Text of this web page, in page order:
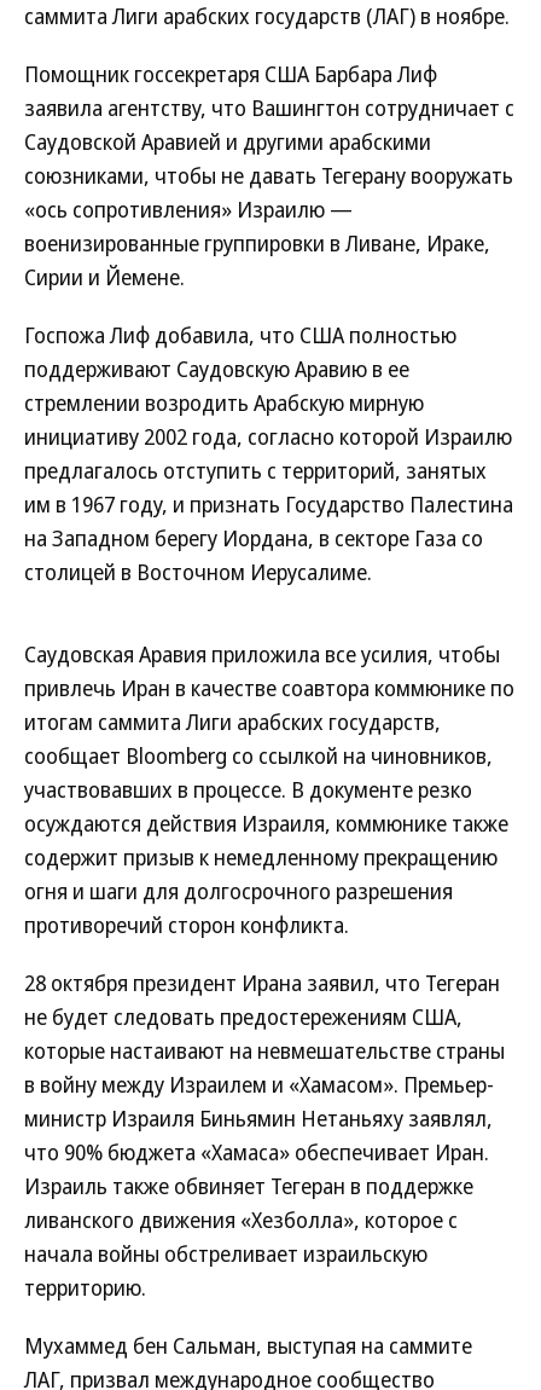
саммита Лиги арабских государств (ЛАГ) в ноябре.
Помощник госсекретаря США Барбара Лиф
заявила агентству, что Вашингтон сотрудничает с
Саудовской Аравией и другими арабскими
союзниками, чтобы не давать Тегерану вооружать
«ось сопротивления» Израилю —
военизированные группировки в Ливане, Ираке,
Сирии и Йемене.
Госпожа Лиф добавила, что США полностью
поддерживают Саудовскую Аравию в ее
стремлении возродить Арабскую мирную
инициативу 2002 года, согласно которой Израилю
предлагалось отступить с территорий, занятых
им в 1967 году, и признать Государство Палестина
на Западном берегу Иордана, в секторе Газа со
столицей в Восточном Иерусалиме.
Саудовская Аравия приложила все усилия, чтобы
привлечь Иран в качестве соавтора коммюнике по
итогам саммита Лиги арабских государств,
сообщает Bloomberg со ссылкой на чиновников,
участвовавших в процессе. В документе резко
осуждаются действия Израиля, коммюнике также
содержит призыв к немедленному прекращению
огня и шаги для долгосрочного разрешения
противоречий сторон конфликта.
28 октября президент Ирана заявил, что Тегеран
не будет следовать предостережениям США,
которые настаивают на невмешательстве страны
в войну между Израилем и «Хамасом». Премьер-
министр Израиля Биньямин Нетаньяху заявлял,
что 90% бюджета «Хамаса» обеспечивает Иран.
Израиль также обвиняет Тегеран в поддержке
ливанского движения «Хезболла», которое с
начала войны обстреливает израильскую
территорию.
Мухаммед бен Сальман, выступая на саммите
ЛАГ, призвал международное сообщество